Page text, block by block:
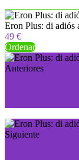
Eron Plus: di adiós
49 €
Ordenar
Anteriores
Siguiente